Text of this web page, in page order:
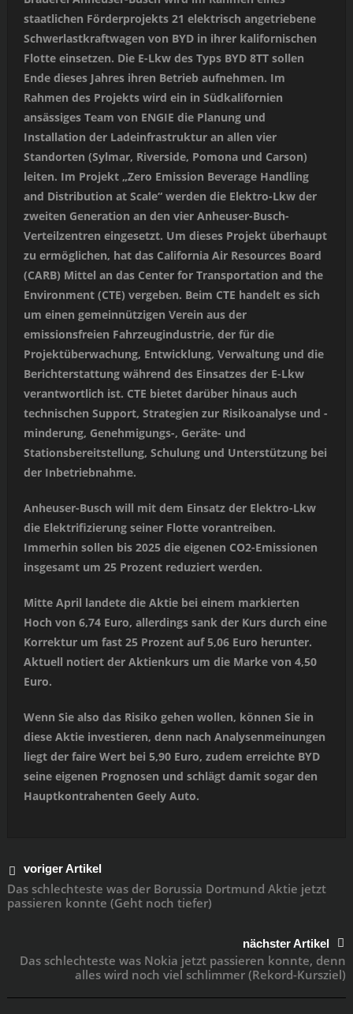
staatlichen Förderprojekts 21 elektrisch angetriebene
Schwerlastkraftwagen von BYD in ihrer kalifornischen
Flotte einsetzen. Die E-Lkw des Typs BYD 8TT sollen
Ende dieses Jahres ihren Betrieb aufnehmen. Im
Rahmen des Projekts wird ein in Südkalifornien
ansässiges Team von ENGIE die Planung und
Installation der Ladeinfrastruktur an allen vier
Standorten (Sylmar, Riverside, Pomona und Carson)
leiten. Im Projekt „Zero Emission Beverage Handling
and Distribution at Scale“ werden die Elektro-Lkw der
zweiten Generation an den vier Anheuser-Busch-
Verteilzentren eingesetzt. Um dieses Projekt überhaupt
zu ermöglichen, hat das California Air Resources Board
(CARB) Mittel an das Center for Transportation and the
Environment (CTE) vergeben. Beim CTE handelt es sich
um einen gemeinnützigen Verein aus der
emissionsfreien Fahrzeugindustrie, der für die
Projektüberwachung, Entwicklung, Verwaltung und die
Berichterstattung während des Einsatzes der E-Lkw
verantwortlich ist. CTE bietet darüber hinaus auch
technischen Support, Strategien zur Risikoanalyse und -
minderung, Genehmigungs-, Geräte- und
Stationsbereitstellung, Schulung und Unterstützung bei
der Inbetriebnahme.
Anheuser-Busch will mit dem Einsatz der Elektro-Lkw
die Elektrifizierung seiner Flotte vorantreiben.
Immerhin sollen bis 2025 die eigenen CO2-Emissionen
insgesamt um 25 Prozent reduziert werden.
Mitte April landete die Aktie bei einem markierten
Hoch von 6,74 Euro, allerdings sank der Kurs durch eine
Korrektur um fast 25 Prozent auf 5,06 Euro herunter.
Aktuell notiert der Aktienkurs um die Marke von 4,50
Euro.
Wenn Sie also das Risiko gehen wollen, können Sie in
diese Aktie investieren, denn nach Analysenmeinungen
liegt der faire Wert bei 5,90 Euro, zudem erreichte BYD
seine eigenen Prognosen und schlägt damit sogar den
Hauptkontrahenten Geely Auto.
voriger Artikel
Das schlechteste was der Borussia Dortmund Aktie jetzt
passieren konnte (Geht noch tiefer)
nächster Artikel
Das schlechteste was Nokia jetzt passieren konnte, denn
alles wird noch viel schlimmer (Rekord-Kursziel)